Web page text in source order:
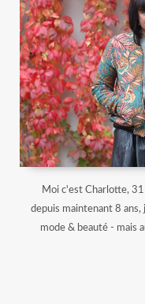
Moi c'est Charlotte, 31
depuis maintenant 8
mode & beauté - mais